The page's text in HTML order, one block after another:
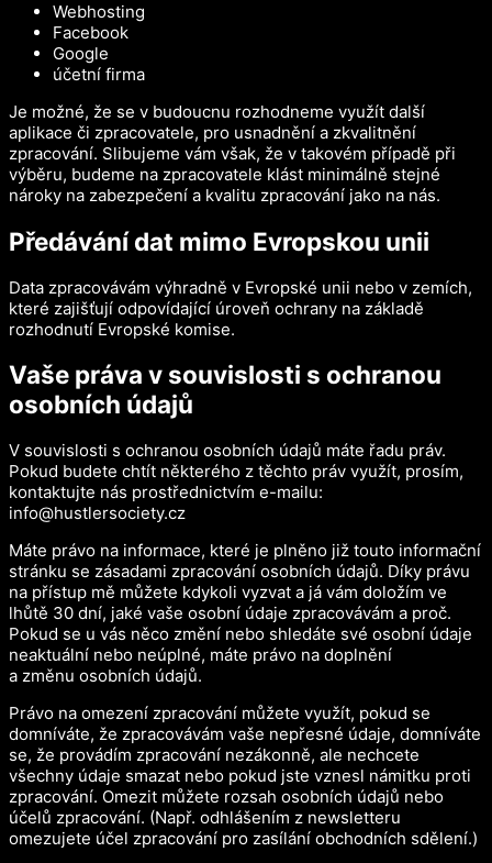
Webhosting
Facebook
Google
účetní firma
Je možné, že se v budoucnu rozhodneme využít další
aplikace či zpracovatele, pro usnadnění a zkvalitnění
zpracování. Slibujeme vám však, že v takovém případě při
výběru, budeme na zpracovatele klást minimálně stejné
nároky na zabezpečení a kvalitu zpracování jako na nás.
Předávání dat mimo Evropskou unii
Data zpracovávám výhradně v Evropské unii nebo v zemích,
které zajišťují odpovídající úroveň ochrany na základě
rozhodnutí Evropské komise.
Vaše práva v souvislosti s ochranou
osobních údajů
V souvislosti s ochranou osobních údajů máte řadu práv.
Pokud budete chtít některého z těchto práv využít, prosím,
kontaktujte nás prostřednictvím e-mailu:
info@hustlersociety.cz
Máte právo na informace, které je plněno již touto informační
stránku se zásadami zpracování osobních údajů. Díky právu
na přístup mě můžete kdykoli vyzvat a já vám doložím ve
lhůtě 30 dní, jaké vaše osobní údaje zpracovávám a proč.
Pokud se u vás něco změní nebo shledáte své osobní údaje
neaktuální nebo neúplné, máte právo na doplnění
a změnu osobních údajů.
Právo na omezení zpracování můžete využít, pokud se
domníváte, že zpracovávám vaše nepřesné údaje, domníváte
se, že provádím zpracování nezákonně, ale nechcete
všechny údaje smazat nebo pokud jste vznesl námitku proti
zpracování. Omezit můžete rozsah osobních údajů nebo
účelů zpracování. (Např. odhlášením z newsletteru
omezujete účel zpracování pro zasílání obchodních sdělení.)